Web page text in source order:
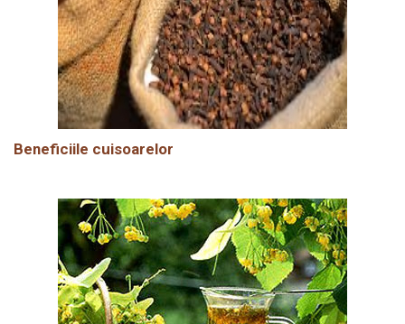
Beneficiile cuisoarelor